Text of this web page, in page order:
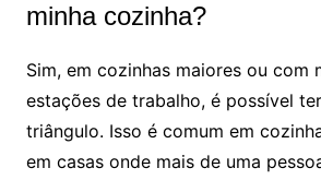
minha cozinha?
Sim, em cozinhas maiores ou com
estações de trabalho, é possível
triângulo. Isso é comum em
em casas onde mais de uma